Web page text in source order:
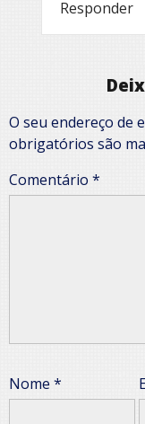
Responder
O seu endereço de
obrigatórios são
Comentário *
Nome *